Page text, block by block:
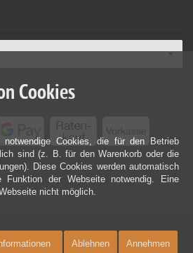
Cookies
notwendige Cookies, die für den Betrieb
sind (z. B. für den Warenkorb oder die
Diese Cookies werden automatisch
der Webseite notwendig. Eine
nicht möglich.
Annehmen
Ablehnen